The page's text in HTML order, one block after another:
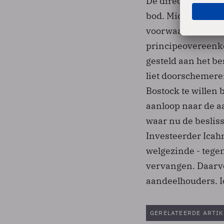
bod. Microsoft
voorwaarden
gesteld aan het
liet
Bostock te willen
aanloop naar de
waar nu de
Investeerder
welgezinde -
vervangen.
aandeelhouders.
GERELATEERDE